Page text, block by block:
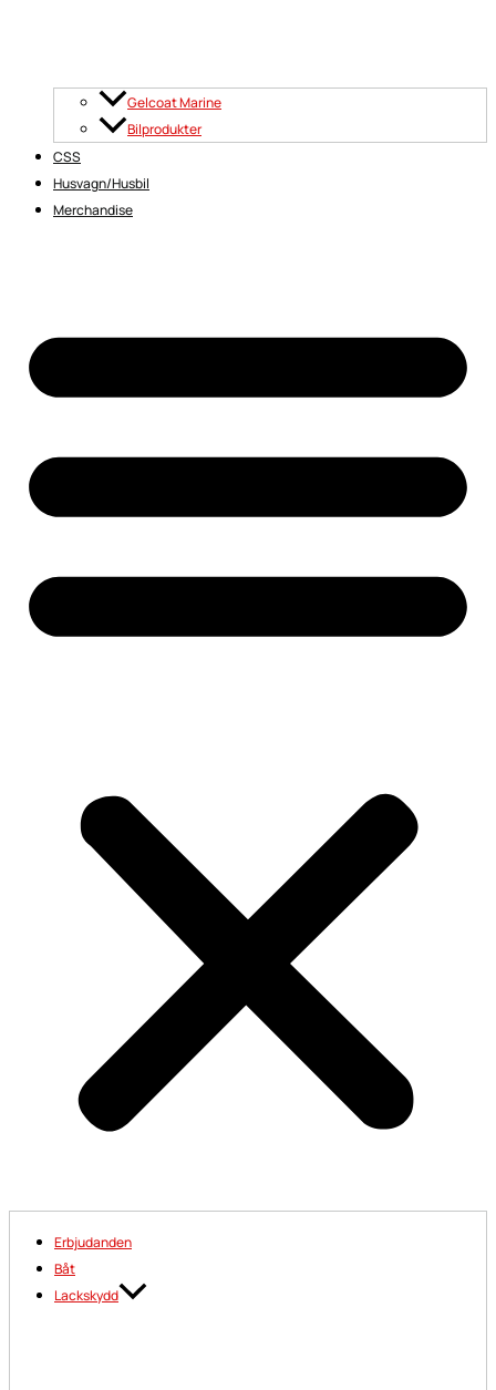
Gelcoat Marine
Bilprodukter
CSS
Husvagn/Husbil
Merchandise
Erbjudanden
Båt
Lackskydd